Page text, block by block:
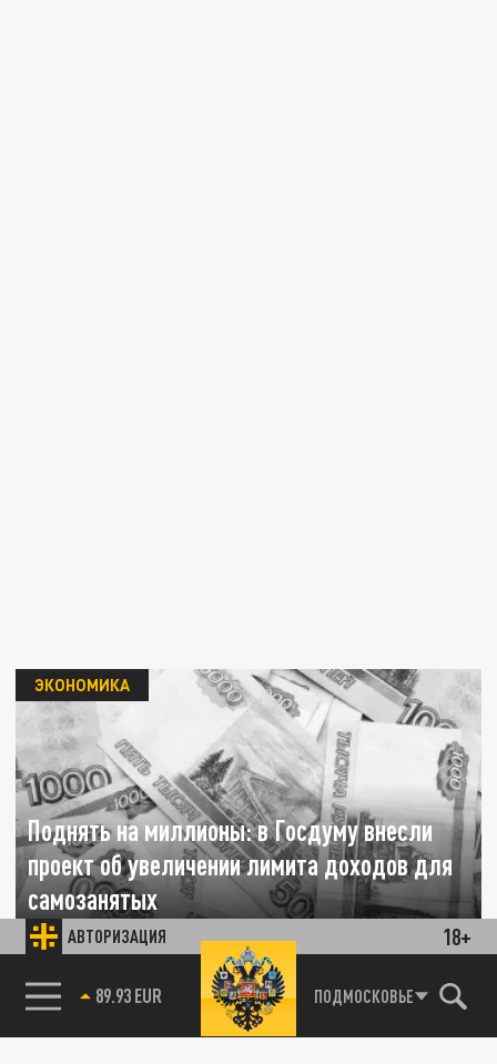
АВТОРИЗАЦИЯ 18+
85.64 BRENT ПОДМОСКОВЬЕ
Поднять на миллионы: в Госдуму внесли
проект об увеличении лимита доходов для
самозанятых
ЭКОНОМИКА
04 ИЮНЯ 06:52
Депутаты от "Новых людей" уже внесли в
Госдуму законопроект об увеличении
лимита дохода самозанятых....